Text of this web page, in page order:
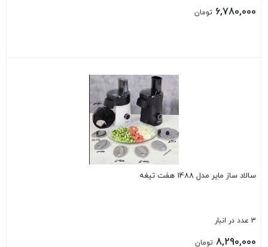
6,780,000 تومان
سالاد ساز مایر مدل 1488 هفت تیغه
3 عدد در انبار
8,290,000 تومان